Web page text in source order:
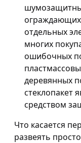
ограждающих
отдельных
многих
ошибочных
деревянных
стеклопакет
средством
Что касается
развеять